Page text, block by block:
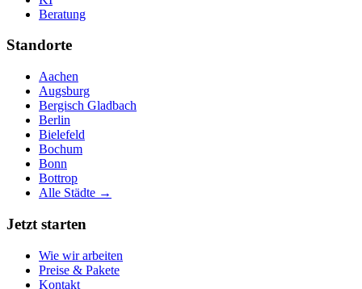
Beratung
Standorte
Aachen
Augsburg
Bergisch Gladbach
Berlin
Bielefeld
Bochum
Bonn
Bottrop
Alle Städte →
Jetzt starten
Wie wir arbeiten
Preise & Pakete
Kontakt